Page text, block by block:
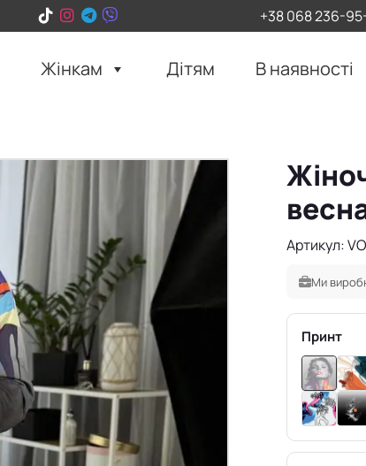
+38 068 236-
Жінкам Дітям В наявності
Артикул:
Ми
Принт